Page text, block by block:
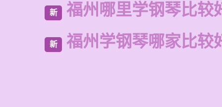
新 福州哪里学钢琴比较
新 福州学钢琴哪家比较